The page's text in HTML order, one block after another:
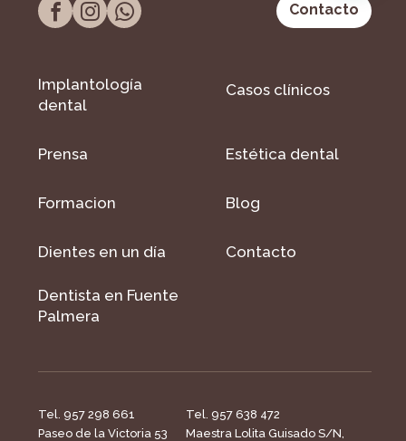
Contacto
Implantología
dental
Casos clínicos
Prensa Estética dental
Formacion Blog
Dientes en un día Contacto
Dentista en Fuente
Palmera
Tel. 957 298 661
Paseo de la Victoria 53
Tel. 957 638 472
Maestra Lolita Guisado S/N,